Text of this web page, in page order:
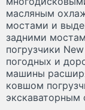
масляным
мостами и
задними
погрузчики
погодных и
машины
ковшом
экскаваторным